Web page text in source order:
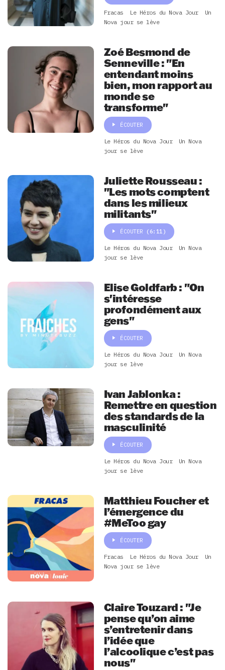
Fracas Le Héros du Nova Jour
Un
Nova jour se lève
Zoé Besmond de
Senneville : "En
entendant moins
bien, mon rapport au
monde se
transforme"
ÉCOUTER
Le Héros du Nova Jour
Un Nova
jour se lève
Juliette Rousseau :
"Les mots comptent
dans les milieux
militants"
ÉCOUTER (6:11)
Le Héros du Nova Jour
Un Nova
jour se lève
Elise Goldfarb : "On
s'intéresse
profondément aux
gens"
ÉCOUTER
Le Héros du Nova Jour
Un Nova
jour se lève
Ivan Jablonka :
Remettre en question
des standards de la
masculinité
ÉCOUTER
Le Héros du Nova Jour
Un Nova
jour se lève
Matthieu Foucher et
l’émergence du
#MeToo gay
ÉCOUTER
Fracas Le Héros du Nova Jour
Un
Nova jour se lève
Claire Touzard : "Je
pense qu’on aime
s’entretenir dans
l’idée que
l’alcoolique c’est pas
nous"